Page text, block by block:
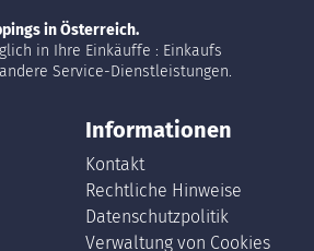
in Österreich.
in Ihre Einkäuffe : Einkaufs
Service-Dienstleistungen.
Informationen
Kontakt
Rechtliche Hinweise
Datenschutzpolitik
Verwaltung von Cookies